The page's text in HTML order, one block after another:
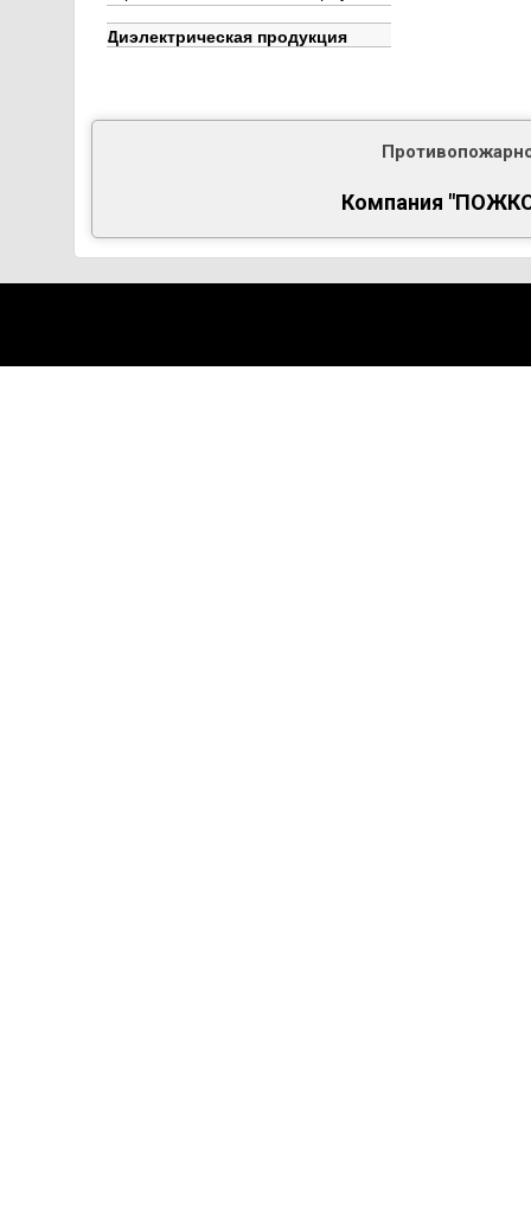
Диэлектрическая продукция
Компания